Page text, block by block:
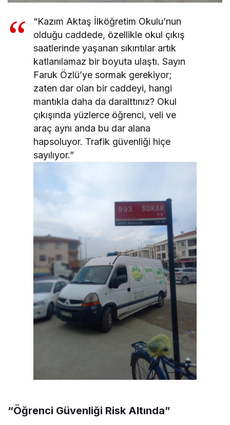
“Kazım Aktaş İlköğretim Okulu’nun
olduğu caddede, özellikle okul çıkış
saatlerinde yaşanan sıkıntılar artık
katlanılamaz bir boyuta ulaştı. Sayın
Faruk Özlü’ye sormak gerekiyor;
zaten dar olan bir caddeyi, hangi
mantıkla daha da daralttınız? Okul
çıkışında yüzlerce öğrenci, veli ve
araç aynı anda bu dar alana
hapsoluyor. Trafik güvenliği hiçe
sayılıyor.”
“Öğrenci Güvenliği Risk Altında”